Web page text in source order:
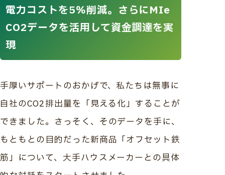
電力コストを5％削減。さらにMIe
CO2データを活用して資金調達を実
現
手厚いサポートのおかげで、私たちは無事に
自社のCO2排出量を「見える化」することが
できました。さっそく、そのデータを手に、
もともとの目的だった新商品「オフセット鉄
筋」について、大手ハウスメーカーとの具体